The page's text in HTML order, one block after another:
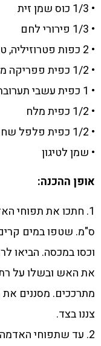
• 1/3 כוס שמן זית
• 1/3 פירורי לחם
• 2 כפות פטרוזיליה, טרייה, קצוצה
• 1/2 כפית פפריקה מתוקה
• 1 כפית עשבי תערובת תיבול איטלקית (לא חובה)
• 1/2 כפית מלח
• 1/2 כפית פלפל שחור, טחון טרי
• שמן לטיגון
אופן ההכנה:
ס"מ. שטפו במים קרים.
וכסו במכסה. הביאו
את האש ובשלו על
מתרככים. מסננים
צננו בצד.
2. עד שתפוחי